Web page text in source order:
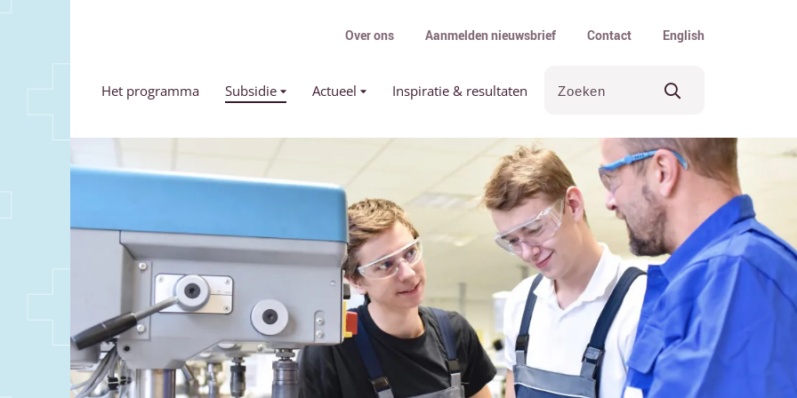
Primair menu
Over ons Aanmelden nieuwsbrief Contact English
Het programma Subsidie Actueel Inspiratie & resultaten